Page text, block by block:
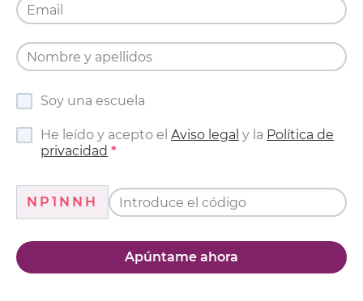
Soy una escuela
He leído y acepto el Aviso legal y la Política de
privacidad
NP1NNH
Apúntame ahora